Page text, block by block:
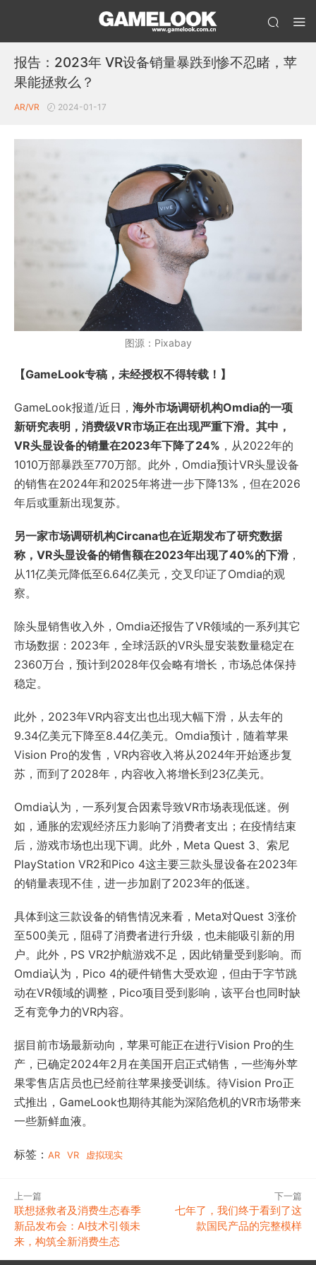
报告：2023年 VR设备销量暴跌到惨不忍睹，苹
果能拯救么？
AR/VR 2024-01-17
图源：Pixabay
【GameLook专稿，未经授权不得转载！】
GameLook报道/近日， 海外市场调研机构Omdia的一项
新研究表明，消费级VR市场正在出现严重下滑。其中，
VR头显设备的销量在2023年下降了24% ，从2022年的
1010万部暴跌至770万部。此外，Omdia预计VR头显设备
的销售在2024年和2025年将进一步下降13%，但在2026
年后或重新出现复苏。
另一家市场调研机构Circana也在近期发布了研究数据
称，VR头显设备的销售额在2023年出现了40%的下滑 ，
从11亿美元降低至6.64亿美元，交叉印证了Omdia的观
察。
除头显销售收入外，Omdia还报告了VR领域的一系列其它
市场数据：2023年，全球活跃的VR头显安装数量稳定在
2360万台，预计到2028年仅会略有增长，市场总体保持
稳定。
此外，2023年VR内容支出也出现大幅下滑，从去年的
9.34亿美元下降至8.44亿美元。Omdia预计，随着苹果
Vision Pro的发售，VR内容收入将从2024年开始逐步复
苏，而到了2028年，内容收入将增长到23亿美元。
Omdia认为，一系列复合因素导致VR市场表现低迷。例
如，通胀的宏观经济压力影响了消费者支出；在疫情结束
后，游戏市场也出现下调。此外，Meta Quest 3、索尼
PlayStation VR2和Pico 4这主要三款头显设备在2023年
的销量表现不佳，进一步加剧了2023年的低迷。
具体到这三款设备的销售情况来看，Meta对Quest 3涨价
至500美元，阻碍了消费者进行升级，也未能吸引新的用
户。此外，PS VR2护航游戏不足，因此销量受到影响。而
Omdia认为，Pico 4的硬件销售大受欢迎，但由于字节跳
动在VR领域的调整，Pico项目受到影响，该平台也同时缺
乏有竞争力的VR内容。
据目前市场最新动向，苹果可能正在进行Vision Pro的生
产，已确定2024年2月在美国开启正式销售，一些海外苹
果零售店店员也已经前往苹果接受训练。待Vision Pro正
式推出，GameLook也期待其能为深陷危机的VR市场带来
一些新鲜血液。
标签： AR VR 虚拟现实
上一篇
联想拯救者及消费生态春季
新品发布会：AI技术引领未
来，构筑全新消费生态
下一篇
七年了，我们终于看到了这
款国民产品的完整模样